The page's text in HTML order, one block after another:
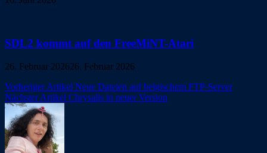
SDL2 kommt auf den FreeMiNT-Atari
26. Februar 202626. Februar 2026
Beitragsnavigation
Vorheriger Artikel Neue Dateien auf belgischem FTP-Server
Nächster Artikel Chrysalis in neuer Version